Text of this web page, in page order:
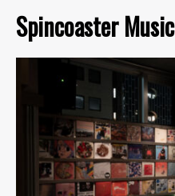
Spincoaster